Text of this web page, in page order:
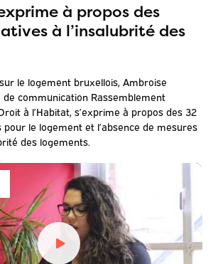
à propos des
à l’insalubrité des
le logement bruxellois, Ambroise
de communication Rassemblement
à l’Habitat, s’exprime à propos des 32
pour le logement et l’absence de mesures
des logements.